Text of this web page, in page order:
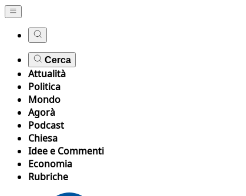
Cerca
Attualità
Politica
Mondo
Agorà
Podcast
Chiesa
Idee e Commenti
Economia
Rubriche